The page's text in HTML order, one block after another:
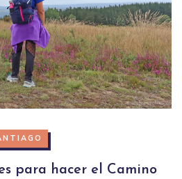
para hacer el Camino